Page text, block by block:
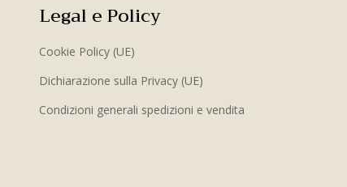
Legal e Policy
Cookie Policy (UE)
Dichiarazione sulla Privacy (UE)
Condizioni generali spedizioni e vendita